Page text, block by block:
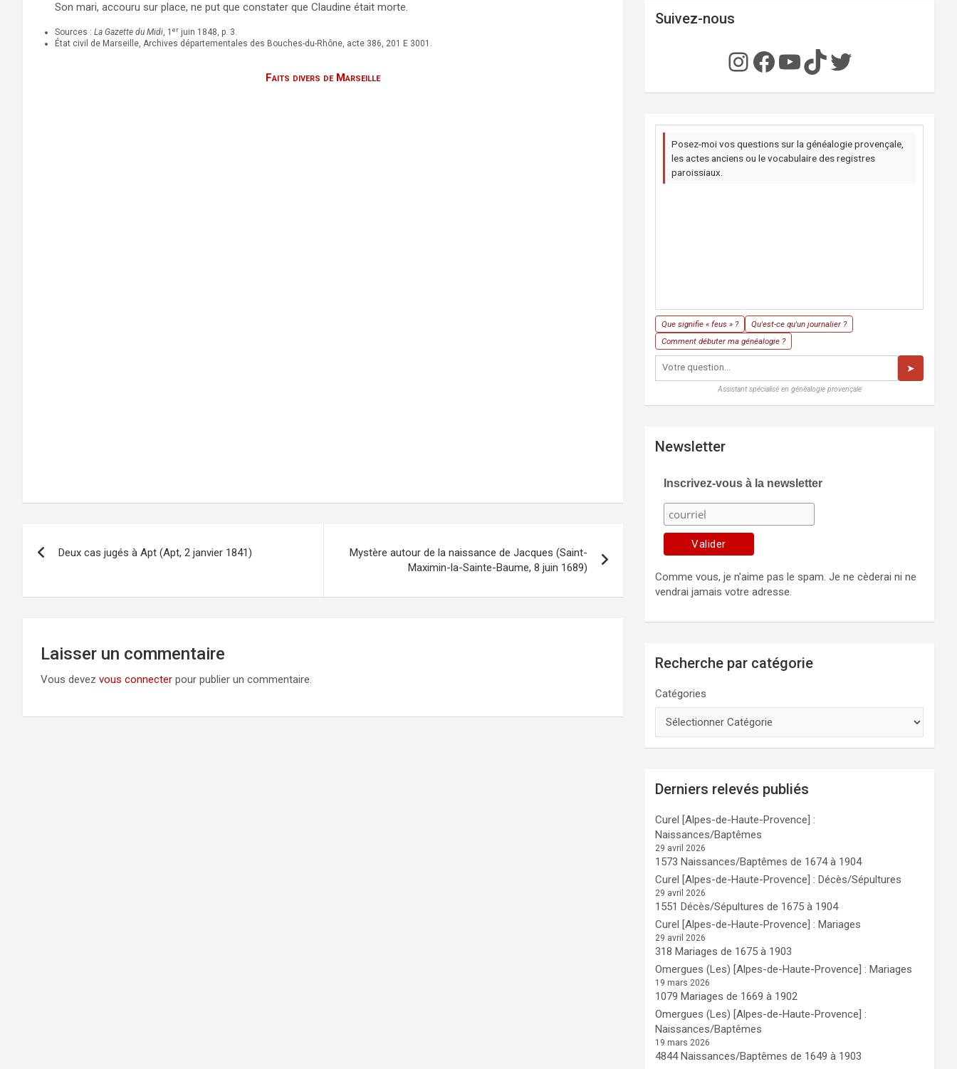
Son mari, accouru sur place, ne put que constater que Claudine était morte.
Sources : La Gazette du Midi, 1 er juin 1848, p. 3.
État civil de Marseille, Archives départementales des Bouches-du-Rhône, acte 386, 201 E 3001.
Faits divers de Marseille
Navigation
Deux cas jugés à Apt (Apt, 2 janvier 1841)
Mystère autour de la naissance de Jacques (Saint-
Maximin-la-Sainte-Baume, 8 juin 1689)
Laisser un commentaire
Vous devez vous connecter pour publier un commentaire.
Suivez-nous
Instagram
Facebook
YouTube
TikTok
Twitter
Posez-moi vos questions sur la généalogie provençale,
les actes anciens ou le vocabulaire des registres
paroissiaux.
Que signifie « feus » ?
Qu'est-ce qu'un journalier ?
Comment débuter ma généalogie ?
➤
Assistant spécialisé en généalogie provençale
Newsletter
Inscrivez-vous à la newsletter
Comme vous, je n'aime pas le spam. Je ne cèderai ni ne
vendrai jamais votre adresse.
Recherche par catégorie
Catégories
Derniers relevés publiés
Curel [Alpes-de-Haute-Provence] :
Naissances/Baptêmes
29 avril 2026
1573 Naissances/Baptêmes de 1674 à 1904
Curel [Alpes-de-Haute-Provence] : Décès/Sépultures
29 avril 2026
1551 Décès/Sépultures de 1675 à 1904
Curel [Alpes-de-Haute-Provence] : Mariages
29 avril 2026
318 Mariages de 1675 à 1903
Omergues (Les) [Alpes-de-Haute-Provence] : Mariages
19 mars 2026
1079 Mariages de 1669 à 1902
Omergues (Les) [Alpes-de-Haute-Provence] :
Naissances/Baptêmes
19 mars 2026
4844 Naissances/Baptêmes de 1649 à 1903